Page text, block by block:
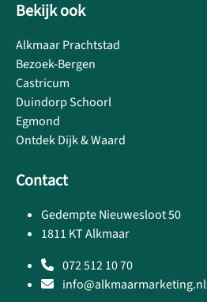
Bekijk ook
Alkmaar Prachtstad
Bezoek-Bergen
Castricum
Duindorp Schoorl
Egmond
Ontdek Dijk & Waard
Contact
Gedempte Nieuwesloot 50
1811 KT Alkmaar
072 512 10 70
info@alkmaarmarketing.nl